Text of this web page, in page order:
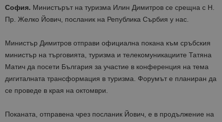
София. Министърът на туризма Илин Димитров се срещна с Н.
Пр. Желко Йович, посланик на Република Сърбия у нас.
Министър Димитров отправи официална покана към сръбския
министър на търговията, туризма и телекомуникациите Татяна
Матич да посети България за участие в конференция на тема
дигиталната трансформация в туризма. Форумът е планиран да
се проведе в края на октомври.
Поканата, отправена чрез посланик Йович, е в продължение на